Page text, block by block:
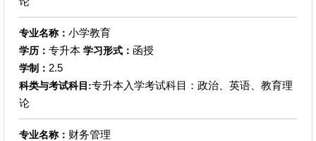
专业名称： 小学教育
学历： 专升本 学习形式： 函授
学制： 2.5
科类与考试科目:专升本入学考试科目：政治、英语、教育理
论
专业名称： 财务管理